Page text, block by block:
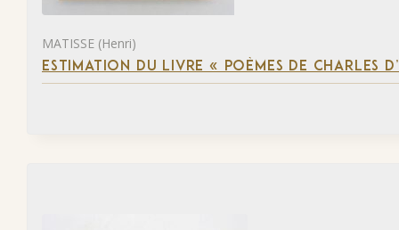
MATISSE (Henri)
ESTIMATION DU LIVRE « POÈMES DE CHARLES